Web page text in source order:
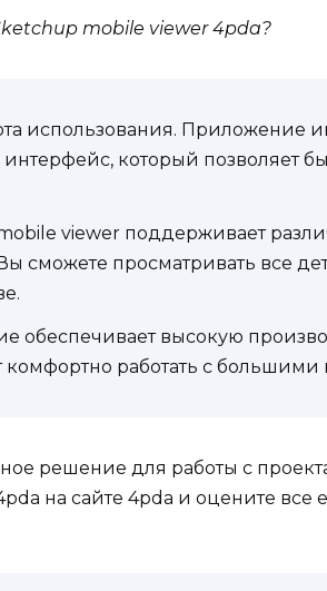
mobile viewer 4pda?
использования. Приложение
который позволяет
viewer поддерживает
сможете просматривать все
обеспечивает высокую
комфортно работать с
решение для работы с
на сайте 4pda и оцените все